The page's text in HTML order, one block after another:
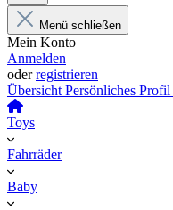
Menü schließen
Mein Konto
Anmelden
oderregistrieren
Übersicht Persönliches Profil
Toys
Fahrräder
Baby